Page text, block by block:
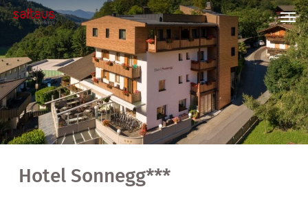
Skip
to
main
content
Hotel Sonnegg***